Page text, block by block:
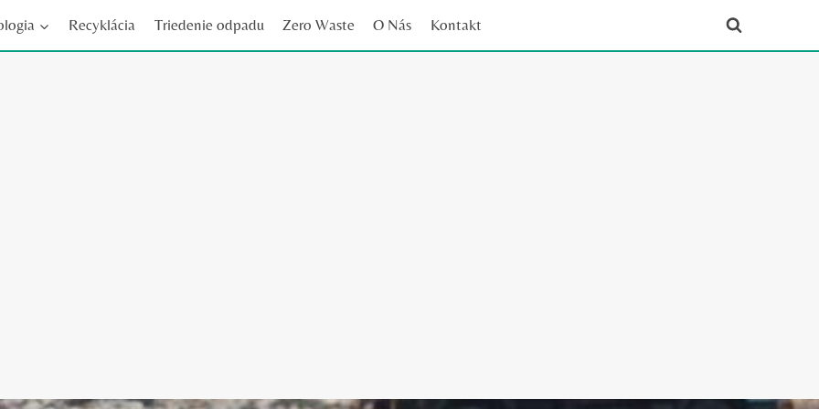
Recyklácia Triedenie odpadu Zero Waste O Nás Kontakt